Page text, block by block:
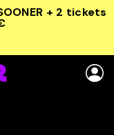
+ 2 tickets